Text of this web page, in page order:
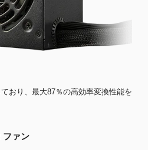
おり、最大87％の高効率変換性能を
ァン